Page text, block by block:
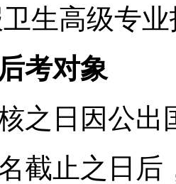
生高级专
考对象
核之日因公出
名截止之日